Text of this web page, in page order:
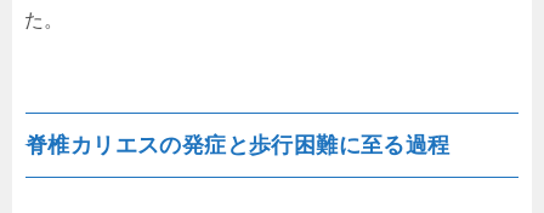
た。
脊椎カリエスの発症と歩行困難に至る過程